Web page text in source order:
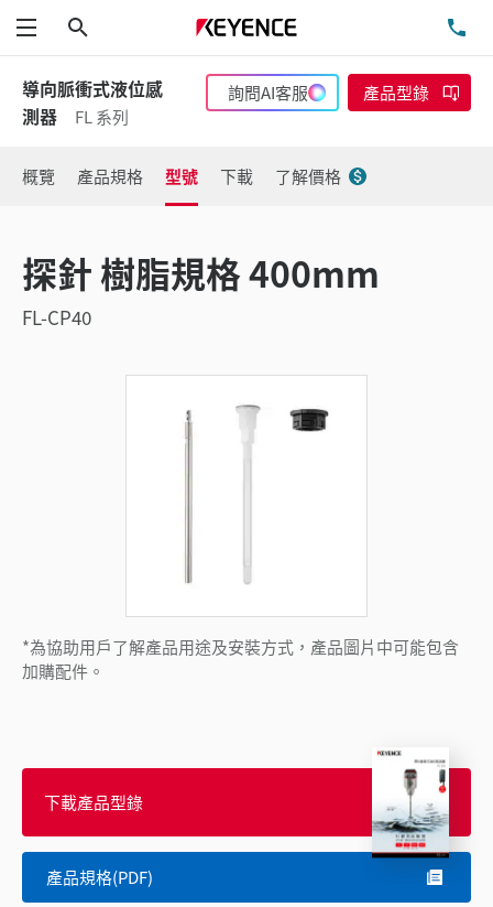
功能表
導向脈衝式液位感
測器
FL 系列
詢問AI客服 產品型錄
概覽 產品規格 型號 下載 了解價格
探針 樹脂規格 400mm
FL-CP40
*為協助用戶了解產品用途及安裝方式，產品圖片中可能包含
加購配件。
下載產品型錄
產品規格(PDF)